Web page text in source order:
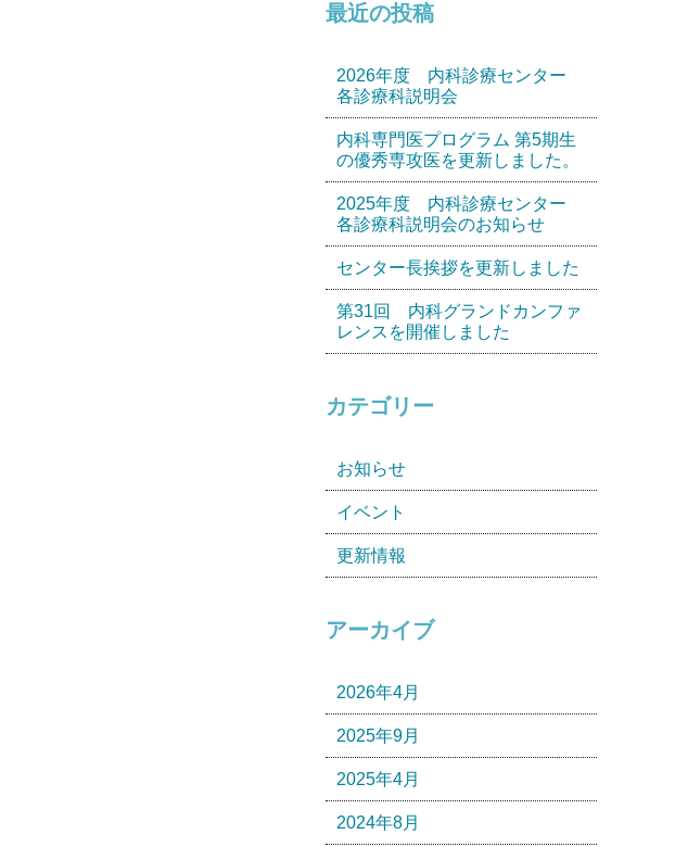
最近の投稿
2026年度 内科診療センター
各診療科説明会
内科専門医プログラム 第5期生
の優秀専攻医を更新しました。
2025年度 内科診療センター
各診療科説明会のお知らせ
センター長挨拶を更新しました
第31回 内科グランドカンファ
レンスを開催しました
カテゴリー
お知らせ
イベント
更新情報
アーカイブ
2026年4月
2025年9月
2025年4月
2024年8月